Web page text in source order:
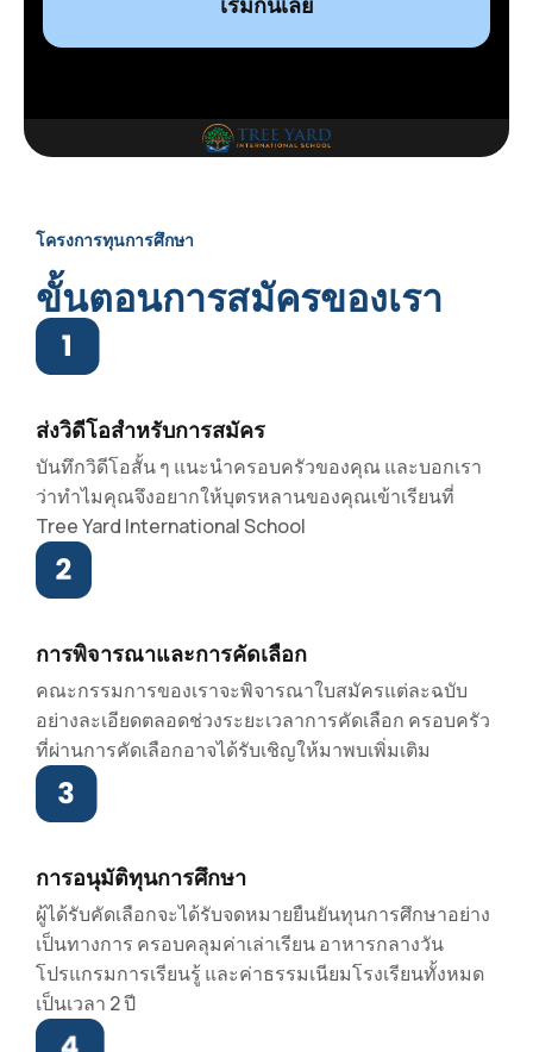
โครงการทุนการศึกษา
ขั้นตอนการสมัครของเรา
ส่งวิดีโอสำหรับการสมัคร
บันทึกวิดีโอสั้น ๆ แนะนำครอบครัวของคุณ และบอกเรา
ว่าทำไมคุณจึงอยากให้บุตรหลานของคุณเข้าเรียนที่
Tree Yard International School
การพิจารณาและการคัดเลือก
คณะกรรมการของเราจะพิจารณาใบสมัครแต่ละฉบับ
อย่างละเอียดตลอดช่วงระยะเวลาการคัดเลือก ครอบครัว
ที่ผ่านการคัดเลือกอาจได้รับเชิญให้มาพบเพิ่มเติม
การอนุมัติทุนการศึกษา
ผู้ได้รับคัดเลือกจะได้รับจดหมายยืนยันทุนการศึกษาอย่าง
เป็นทางการ ครอบคลุมค่าเล่าเรียน อาหารกลางวัน
โปรแกรมการเรียนรู้ และค่าธรรมเนียมโรงเรียนทั้งหมด
เป็นเวลา 2 ปี